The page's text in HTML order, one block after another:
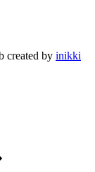
created by inikki